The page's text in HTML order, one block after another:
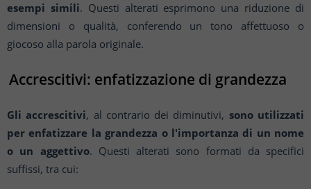
esempi simili. Questi alterati esprimono una riduzione di
dimensioni o qualità, conferendo un tono affettuoso o
giocoso alla parola originale.
Accrescitivi: enfatizzazione di grandezza
Gli accrescitivi, al contrario dei diminutivi, sono utilizzati
per enfatizzare la grandezza o l'importanza di un nome
o un aggettivo. Questi alterati sono formati da specifici
suffissi, tra cui: